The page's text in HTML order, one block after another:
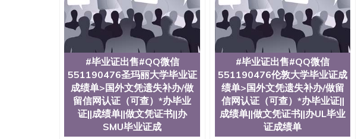
#毕业证出售#QQ微信
551190476圣玛丽大学毕业证
成绩单>国外文凭遗失补办/做
留信网认证（可查）*办毕业
证||成绩单||做文凭证书||办
SMU毕业证成
#毕业证出售#QQ微信
551190476伦敦大学毕业证成
绩单>国外文凭遗失补办/做留
信网认证（可查）*办毕业证||
成绩单||做文凭证书||办UL毕业
证成绩单